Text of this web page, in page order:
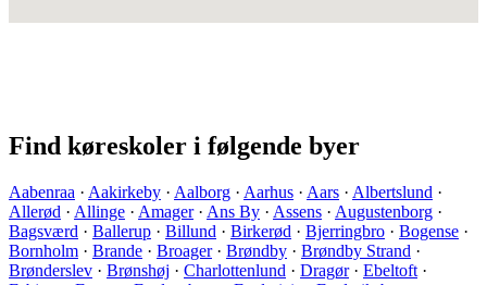
Find køreskoler i følgende byer
Aabenraa · Aakirkeby · Aalborg · Aarhus · Aars · Albertslund ·
Allerød · Allinge · Amager· Ans By · Assens · Augustenborg ·
Bagsværd · Ballerup · Billund · Birkerød · Bjerringbro · Bogense ·
Bornholm · Brande · Broager· Brøndby · Brøndby Strand ·
Brønderslev · Brønshøj · Charlottenlund · Dragør· Ebeltoft ·